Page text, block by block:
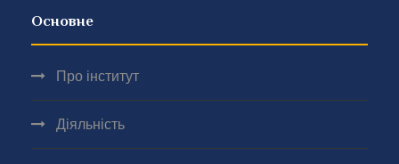
Основне
Про інститут
Діяльність